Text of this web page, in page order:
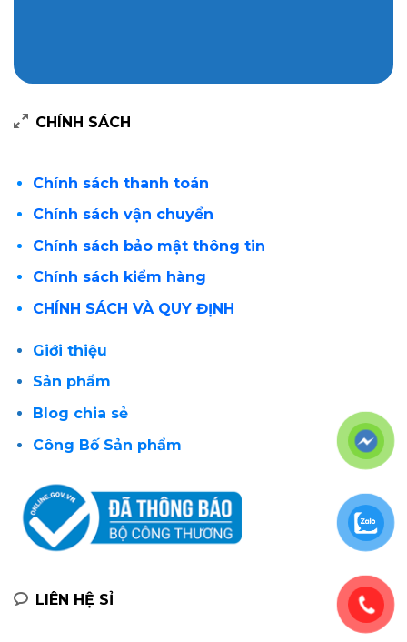
CHÍNH SÁCH
Chính sách thanh toán
Chính sách vận chuyển
Chính sách bảo mật thông tin
Chính sách kiểm hàng
CHÍNH SÁCH VÀ QUY ĐỊNH
Giới thiệu
Sản phẩm
Blog chia sẻ
Công Bố Sản phẩm
LIÊN HỆ SỈ